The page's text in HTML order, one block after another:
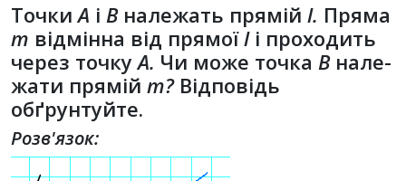
ТочкиА і В належать прямій l. Пряма
т відмінна від прямоїl і проходить
через точкуА. Чи може точка В нале­
жати прямій т? Відповідь
обґрунтуйте.
Розв'язок: